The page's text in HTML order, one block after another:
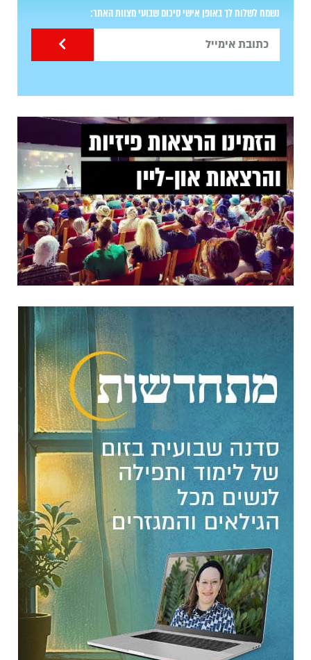
נשמח לשלוח לך באופן אישי סיכום שבועי מצוות האתר: